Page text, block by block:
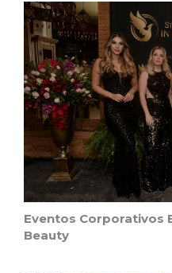
Eventos Corporativos
Beauty